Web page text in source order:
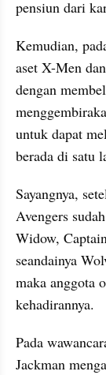
pensiun dari
Kemudian,
aset X-Men
dengan
untuk dapat
berada di satu
Sayangnya,
Avengers
Widow,
seandainya
maka anggota
kehadirannya.
Pada
Jackman